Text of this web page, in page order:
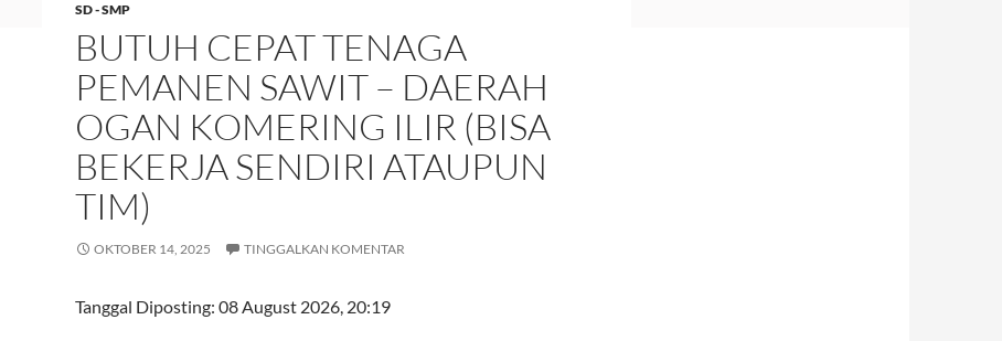
SD - SMP
BUTUH CEPAT TENAGA
PEMANEN SAWIT – DAERAH
OGAN KOMERING ILIR (BISA
BEKERJA SENDIRI ATAUPUN
TIM)
OKTOBER 14, 2025 TINGGALKAN KOMENTAR
Tanggal Diposting: 08 August 2026, 20:19